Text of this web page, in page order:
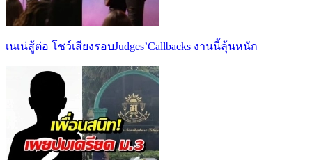
เนเน่สู้ต่อ โชว์เสียงรอบJudges’Callbacks งานนี้ลุ้นหนัก